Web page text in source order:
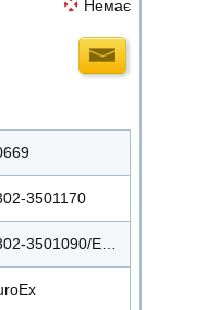
Немає
3501170
3302-3501090/EX-BP3302